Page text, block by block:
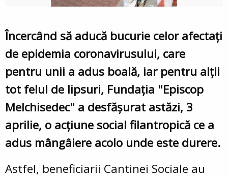
Încercând să aducă bucurie celor afectați
de epidemia coronavirusului, care
pentru unii a adus boală, iar pentru alții
tot felul de lipsuri, Fundația "Episcop
Melchisedec" a desfășurat astăzi, 3
aprilie, o acțiune social filantropică ce a
adus mângâiere acolo unde este durere.
Astfel, beneficiarii Cantinei Sociale au